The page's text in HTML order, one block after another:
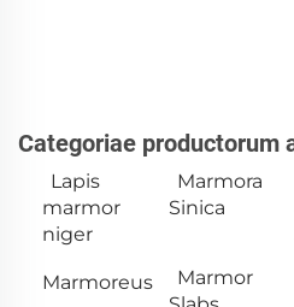
Categoriae productorum
Lapis
marmor
niger
Marmora
Sinica
Marmoreus
Marmor